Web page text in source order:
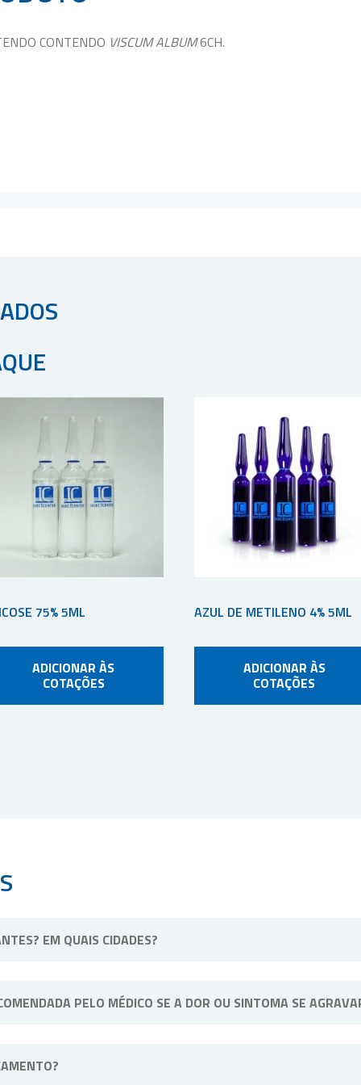
CONTENDO VISCUM ALBUM6CH.
75% 5ML
ADICIONAR ÀS
COTAÇÕES
AZUL DE METILENO 4% 5ML
ADICIONAR ÀS
COTAÇÕES
EM QUAIS CIDADES?
PELO MÉDICO SE A DOR OU SINTOMA SE